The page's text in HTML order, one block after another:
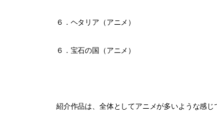
６．ヘタリア（アニメ）
６．宝石の国（アニメ）
紹介作品は、全体としてアニメが多いような感